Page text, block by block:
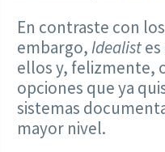
En contraste con
embargo,Idealist
ellos y, felizmente,
opciones que ya
sistemas
mayor nivel.